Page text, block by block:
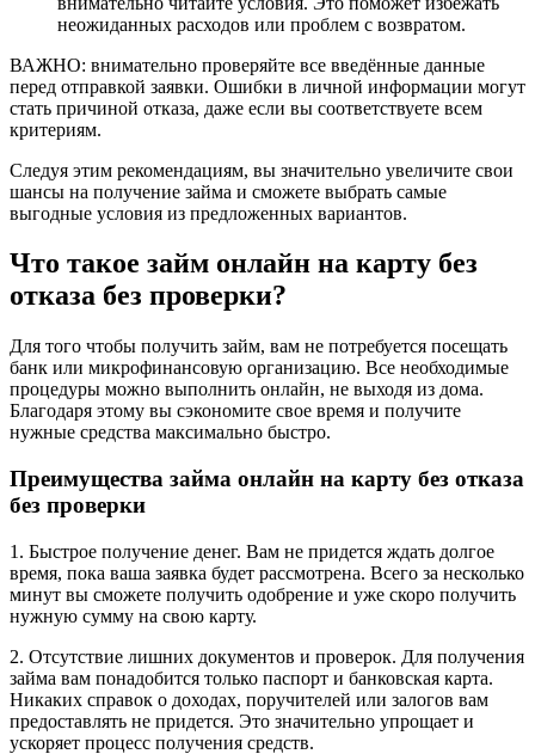
неожиданных расходов или проблем с возвратом.
ВАЖНО: внимательно проверяйте все введённые данные
перед отправкой заявки. Ошибки в личной информации могут
стать причиной отказа, даже если вы соответствуете всем
критериям.
Следуя этим рекомендациям, вы значительно увеличите свои
шансы на получение займа и сможете выбрать самые
выгодные условия из предложенных вариантов.
Что такое займ онлайн на карту без
отказа без проверки?
Для того чтобы получить займ, вам не потребуется посещать
банк или микрофинансовую организацию. Все необходимые
процедуры можно выполнить онлайн, не выходя из дома.
Благодаря этому вы сэкономите свое время и получите
нужные средства максимально быстро.
Преимущества займа онлайн на карту без отказа
без проверки
1. Быстрое получение денег. Вам не придется ждать долгое
время, пока ваша заявка будет рассмотрена. Всего за несколько
минут вы сможете получить одобрение и уже скоро получить
нужную сумму на свою карту.
2. Отсутствие лишних документов и проверок. Для получения
займа вам понадобится только паспорт и банковская карта.
Никаких справок о доходах, поручителей или залогов вам
предоставлять не придется. Это значительно упрощает и
ускоряет процесс получения средств.